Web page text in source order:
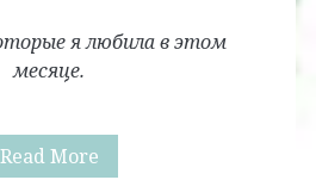
я любила в этом
месяце.
Read MoreФавориты